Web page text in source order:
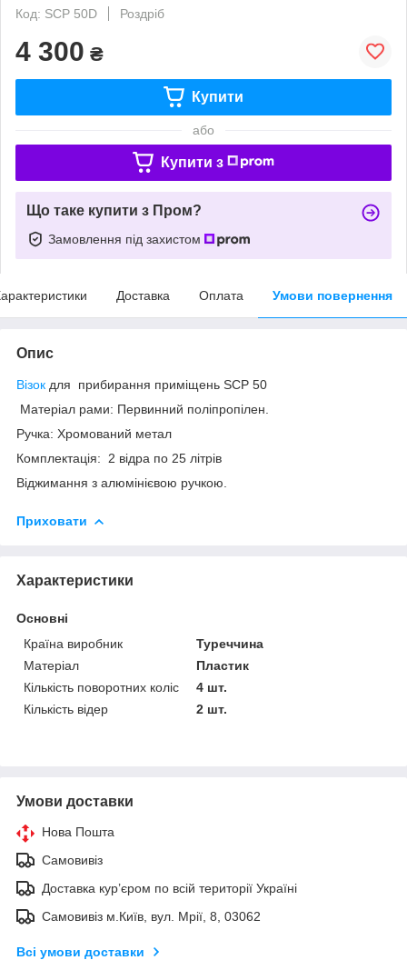
Код: SCP 50D
Роздріб
4 300 ₴
Купити
або
Купити з
Що таке купити з Пром?
Замовлення під захистом
Доставка Оплата Умови повернення
Опис
Візок для прибирання приміщень SCP 50
Матеріал рами: Первинний поліпропілен.
Ручка: Хромований метал
Комплектація: 2 відра по 25 літрів
Віджимання з алюмінієвою ручкою.
Приховати
Характеристики
Основні
Країна виробник
Туреччина
Матеріал
Пластик
Кількість поворотних коліс
4 шт.
Кількість відер
2 шт.
Умови доставки
Нова Пошта
Самовивіз
Доставка кур’єром по всій території Україні
Самовивіз м.Київ, вул. Мрії, 8, 03062
Всі умови доставки